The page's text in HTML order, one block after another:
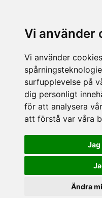
Vi använder
Vi använder
surfupplevelse på
dig personligt
för att analysera
att förstå var våra
Jag
Ändra